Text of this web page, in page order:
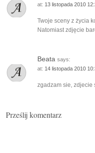
at: 13 listopada 2010
Twoje sceny z życia
Natomiast zdjęcie
Beata says:
at: 14 listopada 2010
zgadzam sie, zdjecie
Prześlij komentarz